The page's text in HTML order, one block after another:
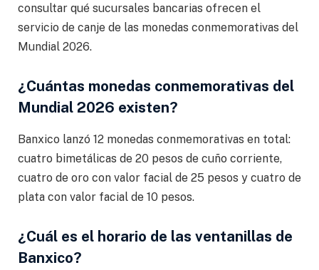
consultar qué sucursales bancarias ofrecen el
servicio de canje de las monedas conmemorativas del
Mundial 2026.
¿Cuántas monedas conmemorativas del
Mundial 2026 existen?
Banxico lanzó 12 monedas conmemorativas en total:
cuatro bimetálicas de 20 pesos de cuño corriente,
cuatro de oro con valor facial de 25 pesos y cuatro de
plata con valor facial de 10 pesos.
¿Cuál es el horario de las ventanillas de
Banxico?